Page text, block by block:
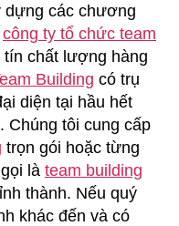
dựng các chương
công ty tổ chức team
tín chất lượng hàng
Building có trụ
diện tại hầu hết
Chúng tôi cung cấp
trọn gói hoặc từng
là team building
thành. Nếu quý
khác đến và có